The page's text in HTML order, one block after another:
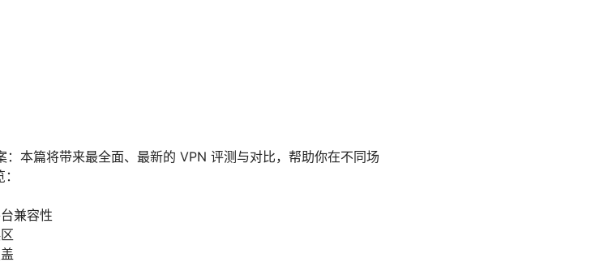
本篇将带来最全面、最新的 VPN 评测与对比，帮助你在不同场
兼容性